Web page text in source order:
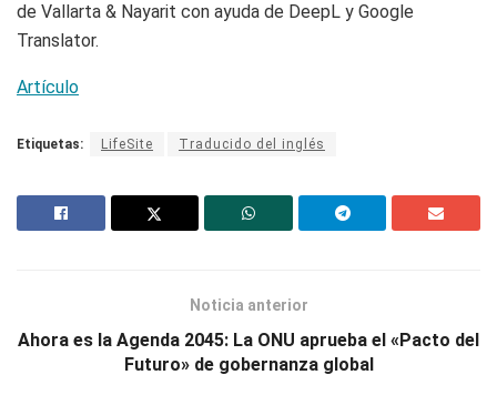
de Vallarta & Nayarit con ayuda de DeepL y Google
Translator.
Artículo
Etiquetas: LifeSite Traducido del inglés
Noticia anterior
Ahora es la Agenda 2045: La ONU aprueba el «Pacto del
Futuro» de gobernanza global